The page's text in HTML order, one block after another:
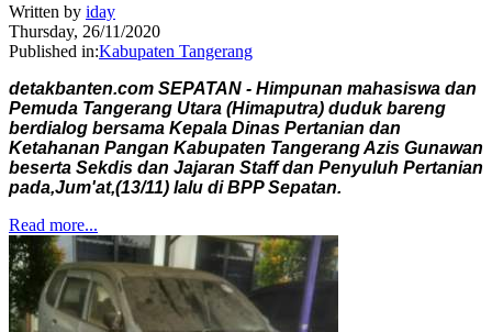
Written by iday
Thursday, 26/11/2020
Published in:Kabupaten Tangerang
detakbanten.com SEPATAN - Himpunan mahasiswa dan
Pemuda Tangerang Utara (Himaputra) duduk bareng
berdialog bersama Kepala Dinas Pertanian dan
Ketahanan Pangan Kabupaten Tangerang Azis Gunawan
beserta Sekdis dan Jajaran Staff dan Penyuluh Pertanian
pada,Jum'at,(13/11) lalu di BPP Sepatan.
Read more...